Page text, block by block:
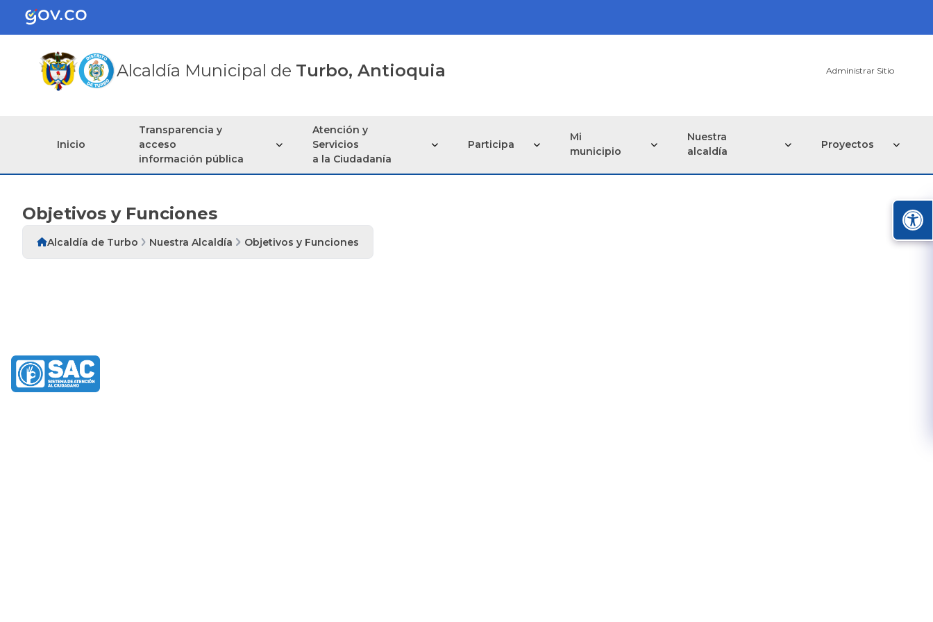
Alcaldía Municipal de Turbo, Antioquia Administrar Sitio
Inicio
Transparencia y
acceso
información pública
Atención y
Servicios
a la Ciudadanía
Participa
Mi
municipio
Nuestra
alcaldía
Proyectos
Objetivos y Funciones
Alcaldía de Turbo Nuestra Alcaldía Objetivos y Funciones